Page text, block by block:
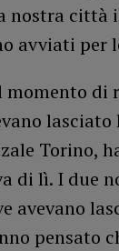
nostra
avviati per
lasciato
Torino,
di lì. I due
avevano
pensato